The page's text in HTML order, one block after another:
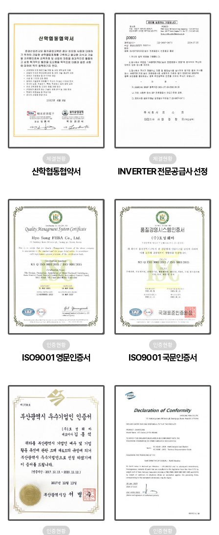
체결현황
산학협동협약서
체결현황
INVERTER 전문공급사 선정
인증현황
ISO9001 영문인증서
인증현황
ISO9001 국문인증서
인증현황 인증현황